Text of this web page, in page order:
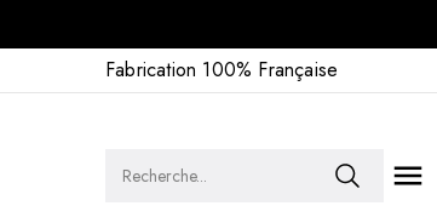
Fabrication 100% Française
